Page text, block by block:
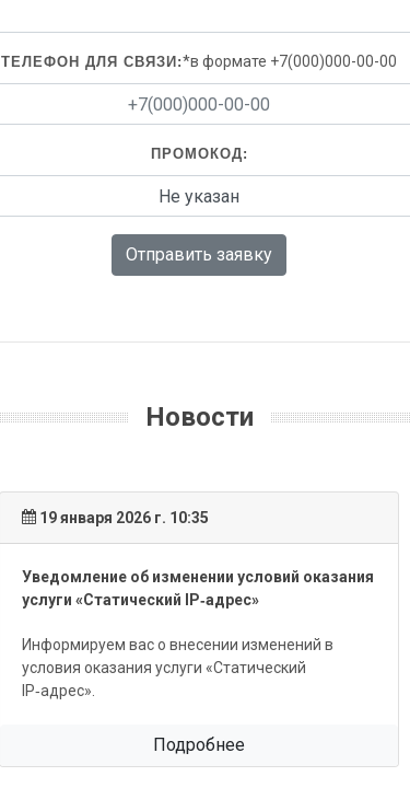
ТЕЛЕФОН ДЛЯ СВЯЗИ:*в формате +7(000)000-00-00
ПРОМОКОД:
Отправить заявку
Новости
19 января 2026 г. 10:35
Уведомление об изменении условий оказания
услуги «Статический IP‑адрес»
Информируем вас о внесении изменений в
условия оказания услуги «Статический
IP‑адрес».
Подробнее